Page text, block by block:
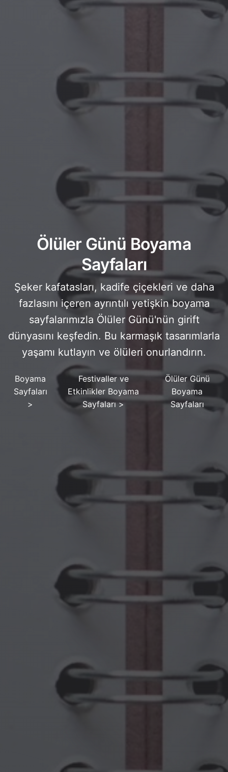
Ölüler Günü Boyama
Sayfaları
Şeker kafatasları, kadife çiçekleri ve daha
fazlasını içeren ayrıntılı yetişkin boyama
sayfalarımızla Ölüler Günü'nün girift
dünyasını keşfedin. Bu karmaşık tasarımlarla
yaşamı kutlayın ve ölüleri onurlandırın.
Boyama
Sayfaları
>
Festivaller ve
Etkinlikler Boyama
Sayfaları>
Ölüler Günü
Boyama
Sayfaları